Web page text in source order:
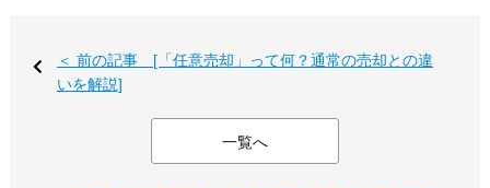
デメリットについて解説していきます。
＜ 前の記事 [「任意売却」って何？通常の売却との違
いを解説]
一覧へ